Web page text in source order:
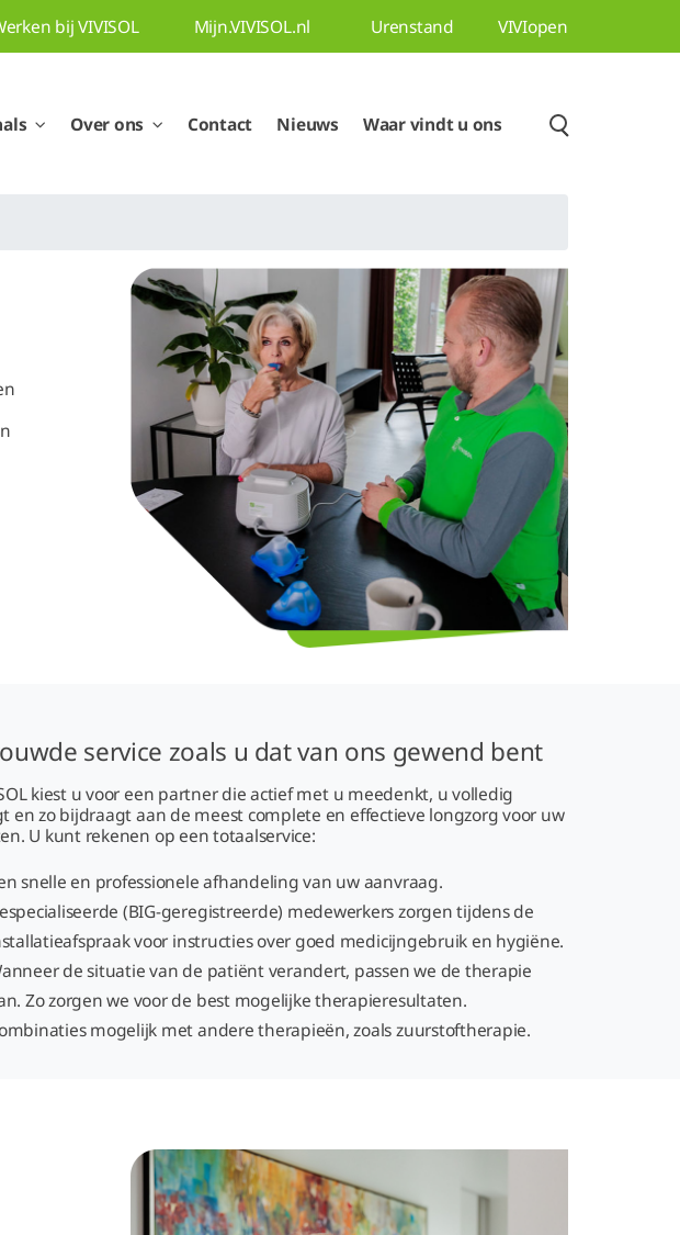
bij VIVISOL Mijn.VIVISOL.nl Urenstand VIVIopen
Over ons Contact Nieuws Waar vindt u ons
service zoals u dat van ons gewend bent
kiest u voor een partner die actief met u meedenkt, u volledig
en zo bijdraagt aan de meest complete en effectieve longzorg voor uw
U kunt rekenen op een totaalservice:
snelle en professionele afhandeling van uw aanvraag.
(BIG-geregistreerde) medewerkers zorgen tijdens de
voor instructies over goed medicijngebruik en hygiëne.
de situatie van de patiënt verandert, passen we de therapie
Zo zorgen we voor de best mogelijke therapieresultaten.
mogelijk met andere therapieën, zoals zuurstoftherapie.